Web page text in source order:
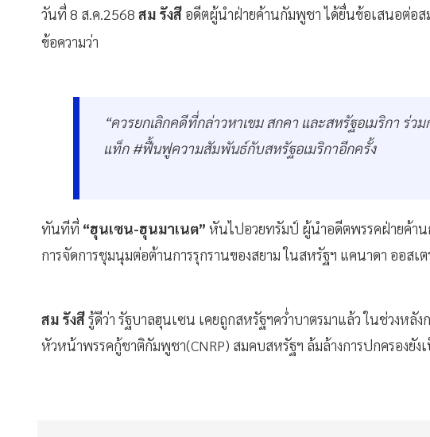
วันที่ 8 ส.ค.2568 สม รังสี อดีตผู้นำฝ่ายค้านกัมพูชา ได้ยื่นข้อเสนอต่อ
ข้อความว่า
“ควรยกเลิกคดีที่กล่าวหาเขม สกคา และสหรัฐอเมริกา ร่
แท็ก #ฟื้นฟูความสัมพันธ์กับสหรัฐอเมริกาอีกครั้ง
ทันทีที่ “ฮุนเซน-ฮุนมาเนต” หันไปอวยทรัมป์ ผู้นำอดีตพรรคฝ่ายค้าน
การจัดการชุมนุมต่อต้านการรุกรานของสยาม ในสหรัฐฯ แคนาดา ออสเต
สม รังสีรู้ดีว่า รัฐบาลฮุนเซน เคยถูกสหรัฐฯคว่ำบาตรมาแล้ว ในช่วงหลั
หัวหน้าพรรคกู้ชาติกัมพูชา(CNRP) สมคบสหรัฐฯ ล้มล้างการปกครองยั